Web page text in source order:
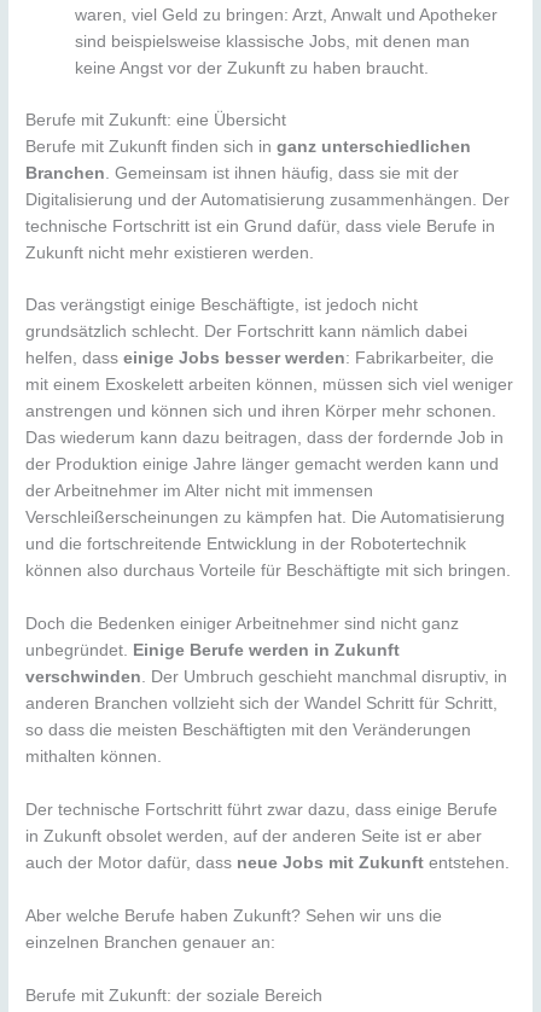
waren, viel Geld zu bringen: Arzt, Anwalt und Apotheker
sind beispielsweise klassische Jobs, mit denen man
keine Angst vor der Zukunft zu haben braucht.
Berufe mit Zukunft: eine Übersicht
Berufe mit Zukunft finden sich inganz unterschiedlichen
Branchen . Gemeinsam ist ihnen häufig, dass sie mit der
Digitalisierung und der Automatisierung zusammenhängen. Der
technische Fortschritt ist ein Grund dafür, dass viele Berufe in
Zukunft nicht mehr existieren werden.
Das verängstigt einige Beschäftigte, ist jedoch nicht
grundsätzlich schlecht. Der Fortschritt kann nämlich dabei
helfen, dasseinige Jobs besser werden: Fabrikarbeiter, die
mit einem Exoskelett arbeiten können, müssen sich viel weniger
anstrengen und können sich und ihren Körper mehr schonen.
Das wiederum kann dazu beitragen, dass der fordernde Job in
der Produktion einige Jahre länger gemacht werden kann und
der Arbeitnehmer im Alter nicht mit immensen
Verschleißerscheinungen zu kämpfen hat. Die Automatisierung
und die fortschreitende Entwicklung in der Robotertechnik
können also durchaus Vorteile für Beschäftigte mit sich bringen.
Doch die Bedenken einiger Arbeitnehmer sind nicht ganz
unbegründet. Einige Berufe werden in Zukunft
verschwinden. Der Umbruch geschieht manchmal disruptiv, in
anderen Branchen vollzieht sich der Wandel Schritt für Schritt,
so dass die meisten Beschäftigten mit den Veränderungen
mithalten können.
Der technische Fortschritt führt zwar dazu, dass einige Berufe
in Zukunft obsolet werden, auf der anderen Seite ist er aber
auch der Motor dafür, dass neue Jobs mit Zukunft entstehen.
Aber welche Berufe haben Zukunft? Sehen wir uns die
einzelnen Branchen genauer an:
Berufe mit Zukunft: der soziale Bereich